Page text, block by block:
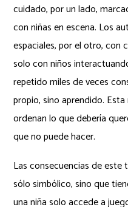
cuidado, por un lado,
con niñas en escena. Los
espaciales, por el otro, con
solo con niños
repetido miles de veces
propio, sino aprendido.
ordenan lo que debería
que no puede hacer.
Las consecuencias de
sólo simbólico, sino que
una niña solo accede a